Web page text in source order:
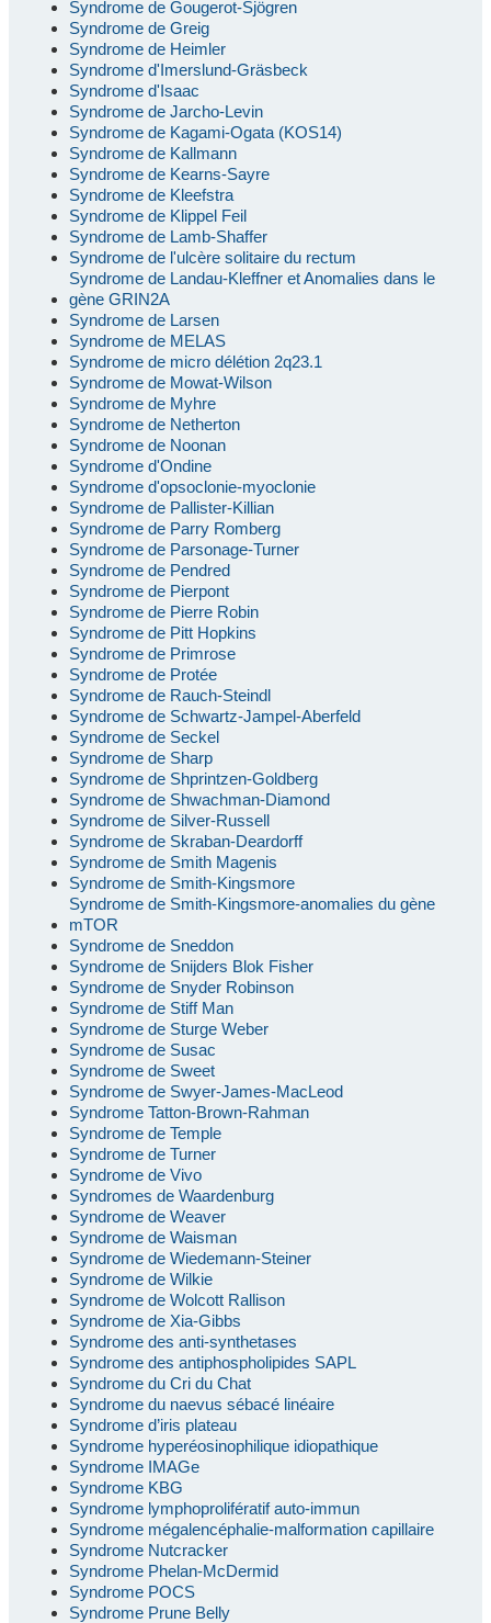
Syndrome de Gougerot-Sjögren
Syndrome de Greig
Syndrome de Heimler
Syndrome d'Imerslund-Gräsbeck
Syndrome d'Isaac
Syndrome de Jarcho-Levin
Syndrome de Kagami-Ogata (KOS14)
Syndrome de Kallmann
Syndrome de Kearns-Sayre
Syndrome de Kleefstra
Syndrome de Klippel Feil
Syndrome de Lamb-Shaffer
Syndrome de l'ulcère solitaire du rectum
Syndrome de Landau-Kleffner et Anomalies dans le
gène GRIN2A
Syndrome de Larsen
Syndrome de MELAS
Syndrome de micro délétion 2q23.1
Syndrome de Mowat-Wilson
Syndrome de Myhre
Syndrome de Netherton
Syndrome de Noonan
Syndrome d'Ondine
Syndrome d'opsoclonie-myoclonie
Syndrome de Pallister-Killian
Syndrome de Parry Romberg
Syndrome de Parsonage-Turner
Syndrome de Pendred
Syndrome de Pierpont
Syndrome de Pierre Robin
Syndrome de Pitt Hopkins
Syndrome de Primrose
Syndrome de Protée
Syndrome de Rauch-Steindl
Syndrome de Schwartz-Jampel-Aberfeld
Syndrome de Seckel
Syndrome de Sharp
Syndrome de Shprintzen-Goldberg
Syndrome de Shwachman-Diamond
Syndrome de Silver-Russell
Syndrome de Skraban-Deardorff
Syndrome de Smith Magenis
Syndrome de Smith-Kingsmore
Syndrome de Smith-Kingsmore-anomalies du gène
mTOR
Syndrome de Sneddon
Syndrome de Snijders Blok Fisher
Syndrome de Snyder Robinson
Syndrome de Stiff Man
Syndrome de Sturge Weber
Syndrome de Susac
Syndrome de Sweet
Syndrome de Swyer-James-MacLeod
Syndrome Tatton-Brown-Rahman
Syndrome de Temple
Syndrome de Turner
Syndrome de Vivo
Syndromes de Waardenburg
Syndrome de Weaver
Syndrome de Waisman
Syndrome de Wiedemann-Steiner
Syndrome de Wilkie
Syndrome de Wolcott Rallison
Syndrome de Xia-Gibbs
Syndrome des anti-synthetases
Syndrome des antiphospholipides SAPL
Syndrome du Cri du Chat
Syndrome du naevus sébacé linéaire
Syndrome d’iris plateau
Syndrome hyperéosinophilique idiopathique
Syndrome IMAGe
Syndrome KBG
Syndrome lymphoprolifératif auto-immun
Syndrome mégalencéphalie-malformation capillaire
Syndrome Nutcracker
Syndrome Phelan-McDermid
Syndrome POCS
Syndrome Prune Belly